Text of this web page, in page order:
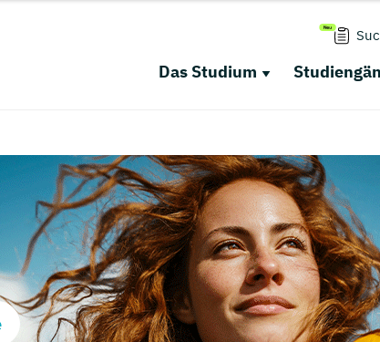
Das Studium